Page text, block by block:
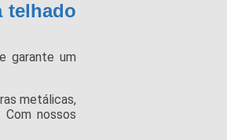
telhado
garante um
metálicas,
nossos